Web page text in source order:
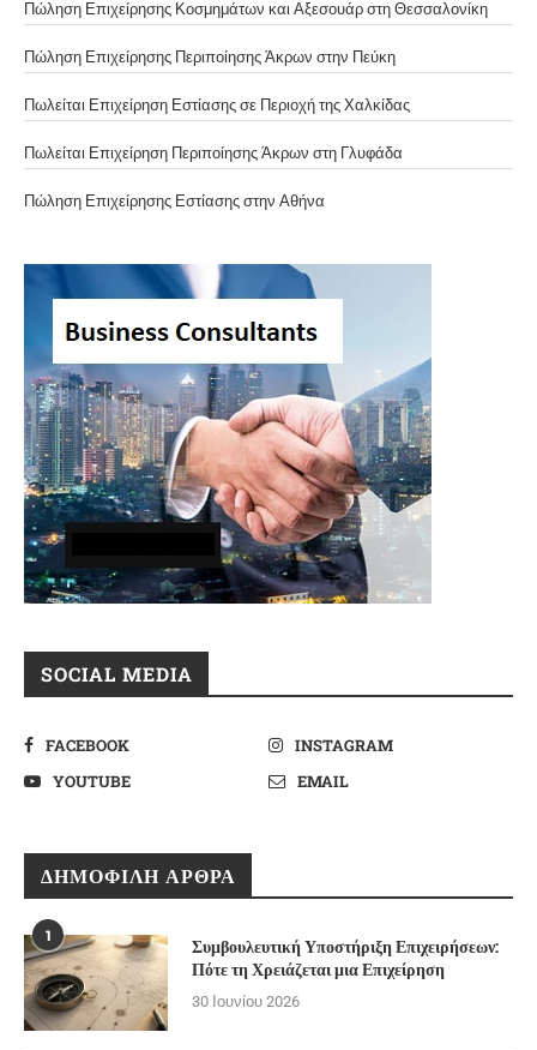
Πώληση Επιχείρησης Κοσμημάτων και Αξεσουάρ στη Θεσσαλονίκη
Πώληση Επιχείρησης Περιποίησης Άκρων στην Πεύκη
Πωλείται Επιχείρηση Εστίασης σε Περιοχή της Χαλκίδας
Πωλείται Επιχείρηση Περιποίησης Άκρων στη Γλυφάδα
Πώληση Επιχείρησης Εστίασης στην Αθήνα
SOCIAL MEDIA
FACEBOOK
INSTAGRAM
YOUTUBE
EMAIL
ΔΗΜΟΦΙΛΉ ΆΡΘΡΑ
1
Συμβουλευτική Υποστήριξη Επιχειρήσεων:
Πότε τη Χρειάζεται μια Επιχείρηση
30 Ιουνίου 2026